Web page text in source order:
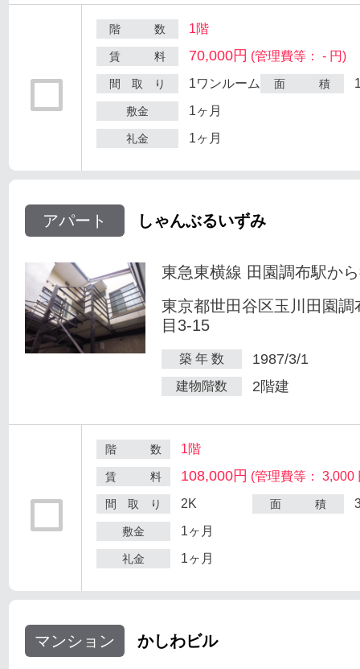
階 数 1階
賃 料 70,000円 (管理費等： - 円)
間 取 り 1ワンルーム 面 積
敷金 1ヶ月
礼金 1ヶ月
アパート しゃんぶるいずみ
東急東横線 田園調布駅か
東京都世田谷区玉川田園調
目3-15
築 年 数 1987/3/1
建物階数 2階建
階 数 1階
賃 料 108,000円 (管理費等： 3,000
間 取 り 2K 面 積
敷金 1ヶ月
礼金 1ヶ月
マンション かしわビル